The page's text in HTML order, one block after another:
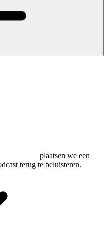
plaatsen we een
terug te beluisteren.